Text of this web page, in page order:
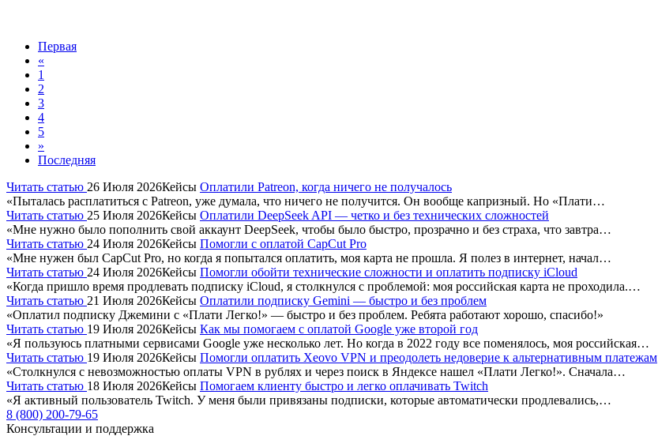
Первая
«
1
2
3
4
5
»
Последняя
Читать статью 26 Июля 2026Кейсы Оплатили Patreon, когда ничего не получалось
«Пыталась расплатиться с Patreon, уже думала, что ничего не получится. Он вообще капризный. Но «Плати…
Читать статью 25 Июля 2026Кейсы Оплатили DeepSeek API — четко и без технических сложностей
«Мне нужно было пополнить свой аккаунт DeepSeek, чтобы было быстро, прозрачно и без страха, что завтра…
Читать статью 24 Июля 2026Кейсы Помогли с оплатой CapCut Pro
«Мне нужен был CapCut Pro, но когда я попытался оплатить, моя карта не прошла. Я полез в интернет, начал…
Читать статью 24 Июля 2026Кейсы Помогли обойти технические сложности и оплатить подписку iCloud
«Когда пришло время продлевать подписку iCloud, я столкнулся с проблемой: моя российская карта не проходила.…
Читать статью 21 Июля 2026Кейсы Оплатили подписку Gemini — быстро и без проблем
«Оплатил подписку Джемини с «Плати Легко!» — быстро и без проблем. Ребята работают хорошо, спасибо!»
Читать статью 19 Июля 2026Кейсы Как мы помогаем с оплатой Google уже второй год
«Я пользуюсь платными сервисами Google уже несколько лет. Но когда в 2022 году все поменялось, моя российская…
Читать статью 19 Июля 2026Кейсы Помогли оплатить Xeovo VPN и преодолеть недоверие к альтернативным платежам
«Столкнулся с невозможностью оплаты VPN в рублях и через поиск в Яндексе нашел «Плати Легко!». Сначала…
Читать статью 18 Июля 2026Кейсы Помогаем клиенту быстро и легко оплачивать Twitch
«Я активный пользователь Twitch. У меня были привязаны подписки, которые автоматически продлевались,…
8 (800) 200-79-65
Консультации и поддержка